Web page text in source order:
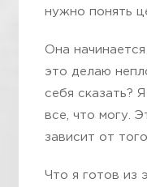
нужно понять
Она
это делаю
себя сказать?
все, что могу.
зависит от
Что я готов из